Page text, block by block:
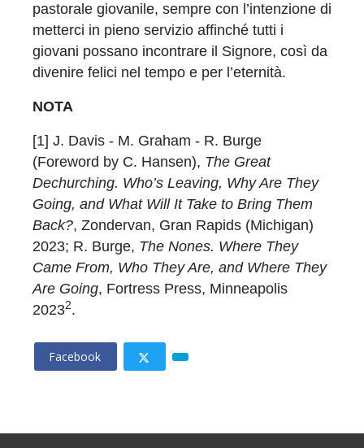
pastorale giovanile, sempre con l’intenzione di
metterci in pieno servizio affinché tutti i
giovani possano incontrare il Signore, così da
divenire felici nel tempo e per l’eternità.
NOTA
[1] J. Davis - M. Graham - R. Burge
(Foreword by C. Hansen), The Great
Dechurching. Who’s Leaving, Why Are They
Going, and What Will It Take to Bring Them
Back?, Zondervan, Gran Rapids (Michigan)
2023; R. Burge, The Nones. Where They
Came From, Who They Are, and Where They
Are Going, Fortress Press, Minneapolis
20232.
Facebook